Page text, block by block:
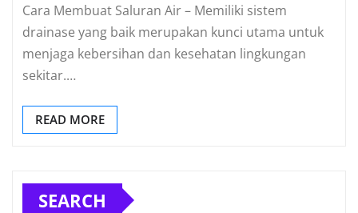
Cara Membuat Saluran Air – Memiliki sistem
drainase yang baik merupakan kunci utama untuk
menjaga kebersihan dan kesehatan lingkungan
sekitar.…
READ MORE
SEARCH